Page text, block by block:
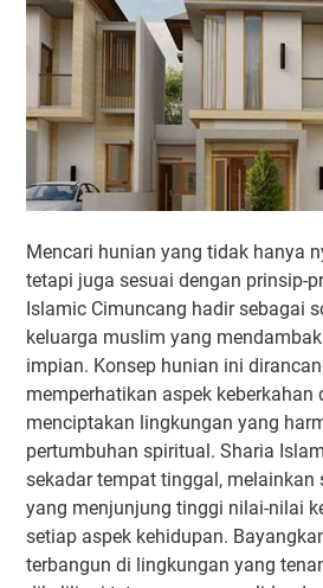
Mencari hunian yang tidak hanya
tetapi juga sesuai dengan prinsip-
Islamic Cimuncang hadir sebagai
keluarga muslim yang
impian. Konsep hunian ini
memperhatikan aspek keberkahan
menciptakan lingkungan yang
pertumbuhan spiritual. Sharia
sekadar tempat tinggal, melainkan
yang menjunjung tinggi nilai-nilai
setiap aspek kehidupan.
terbangun di lingkungan yang